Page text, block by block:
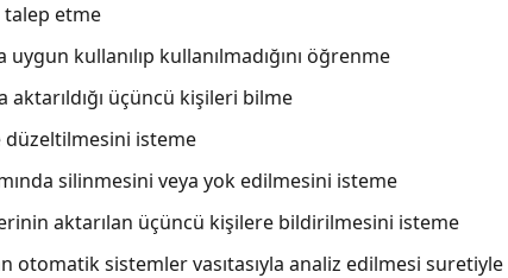
etme
uygun kullanılıp kullanılmadığını öğrenme
aktarıldığı üçüncü kişileri bilme
düzeltilmesini isteme
silinmesini veya yok edilmesini isteme
aktarılan üçüncü kişilere bildirilmesini isteme
otomatik sistemler vasıtasıyla analiz edilmesi